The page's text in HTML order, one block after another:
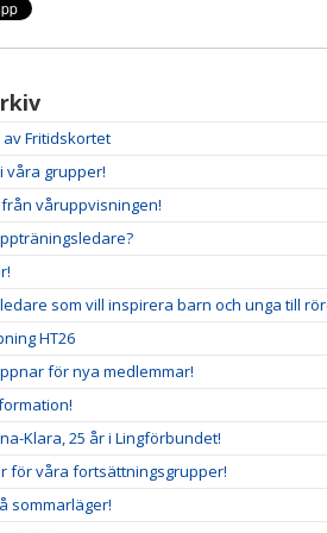
Fritidskortet
våra grupper!
våruppvisningen!
som vill inspirera barn och unga till
HT26
för nya medlemmar!
Klara, 25 år i Lingförbundet!
för våra fortsättningsgrupper!
sommarläger!